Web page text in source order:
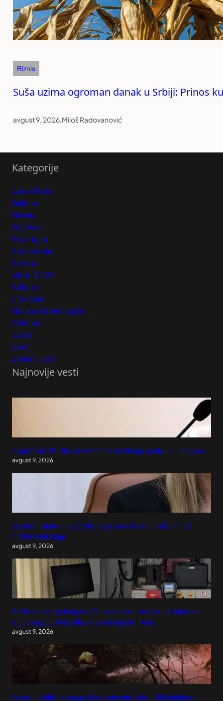
Biznis
Suša uzima ogroman danak u Srbiji: Prinos
avgust 9, 2026.Miloš Radovanović
Kategorije
Auto-Moto
Balkan
Biznis
Društvo
Ekologija
Ekonomija
Evropa
Izbori 2023
Kultura
Lifestyle
Nauka i tehnologija
Politika
Sport
Svet
Zanimljivosti
Najnovije vesti
Cvijanović: Prošla su vremena uvođenja sankcija – Region
avgust 9, 2026
Đedović Handanović: Situacija sa NIS veći problem od
niskih vodostaja
avgust 9, 2026
Bečki robot srpskog naučnika donosi revoluciju: Metalne
dijelove popravlja direktno na mjestu kvara
avgust 9, 2026
Požar u Deliblatskoj peščari zahvatio oko 1.500 hektara